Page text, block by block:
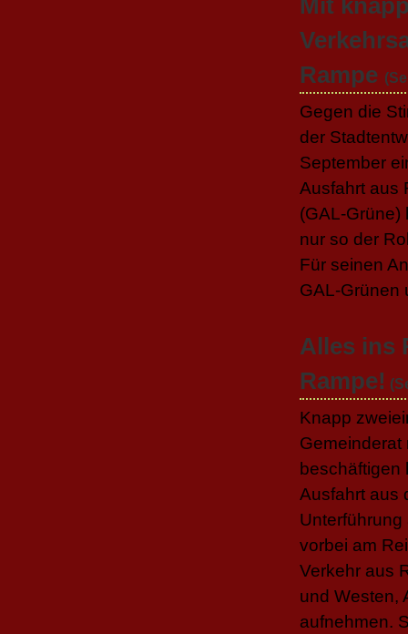
Mit
Rampe
Gegen die
der
September
Ausfahrt aus
(GAL-Grüne)
nur so der
Für seinen
GAL-Grünen
Alles ins
Rampe!
Knapp
Gemeinderat
beschäftigen
Ausfahrt aus
vorbei am
Verkehr aus
und Westen,
aufnehmen.